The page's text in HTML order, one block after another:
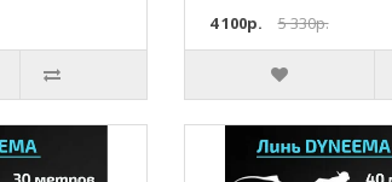
4 100р.
5 330р.